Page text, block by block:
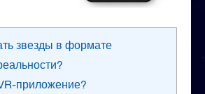
звезды в формате
приложение?